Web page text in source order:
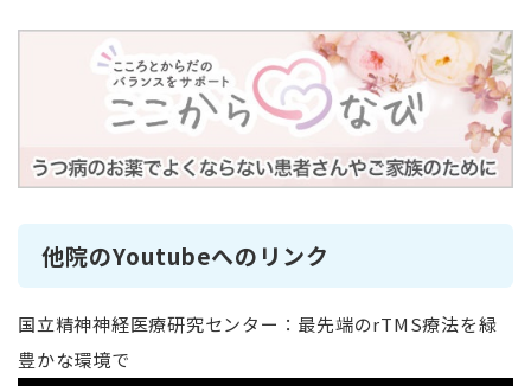
他院のYoutubeへのリンク
国立精神神経医療研究センター：最先端のrTMS療法を緑
豊かな環境で